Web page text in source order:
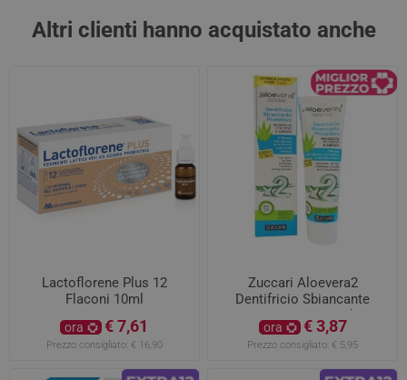
Altri clienti hanno acquistato anche
Lactoflorene Plus 12
Flaconi 10ml
ora € 7,61
Prezzo consigliato: € 16,90
Zuccari Aloevera2
Dentifricio Sbiancante
Protettivo 100ml
ora € 3,87
Prezzo consigliato: € 5,95